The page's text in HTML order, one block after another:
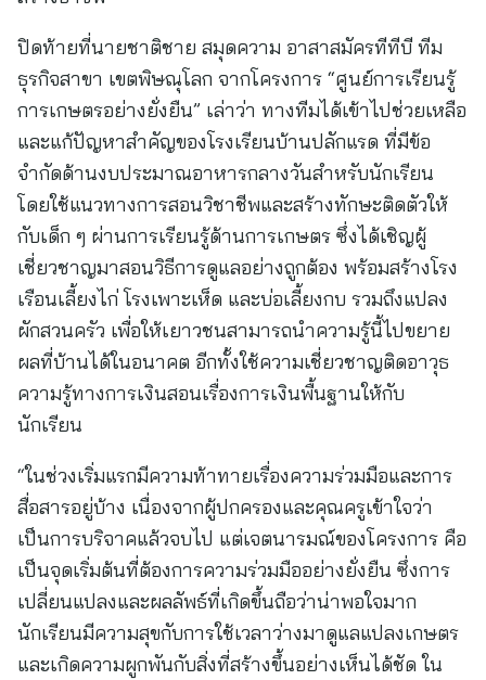
ปิดท้ายที่นายชาติชาย สมุดความ อาสาสมัครทีทีบี ทีม
ธุรกิจสาขา เขตพิษณุโลก จากโครงการ “ศูนย์การเรียนรู้
การเกษตรอย่างยั่งยืน” เล่าว่า ทางทีมได้เข้าไปช่วยเหลือ
และแก้ปัญหาสำคัญของโรงเรียนบ้านปลักแรด ที่มีข้อ
จำกัดด้านงบประมาณอาหารกลางวันสำหรับนักเรียน
โดยใช้แนวทางการสอนวิชาชีพและสร้างทักษะติดตัวให้
กับเด็ก ๆ ผ่านการเรียนรู้ด้านการเกษตร ซึ่งได้เชิญผู้
เชี่ยวชาญมาสอนวิธีการดูแลอย่างถูกต้อง พร้อมสร้างโรง
เรือนเลี้ยงไก่ โรงเพาะเห็ด และบ่อเลี้ยงกบ รวมถึงแปลง
ผักสวนครัว เพื่อให้เยาวชนสามารถนำความรู้นี้ไปขยาย
ผลที่บ้านได้ในอนาคต อีกทั้งใช้ความเชี่ยวชาญติดอาวุธ
ความรู้ทางการเงินสอนเรื่องการเงินพื้นฐานให้กับ
นักเรียน
“ในช่วงเริ่มแรกมีความท้าทายเรื่องความร่วมมือและการ
สื่อสารอยู่บ้าง เนื่องจากผู้ปกครองและคุณครูเข้าใจว่า
เป็นการบริจาคแล้วจบไป แต่เจตนารมณ์ของโครงการ คือ
เป็นจุดเริ่มต้นที่ต้องการความร่วมมืออย่างยั่งยืน ซึ่งการ
เปลี่ยนแปลงและผลลัพธ์ที่เกิดขึ้นถือว่าน่าพอใจมาก
นักเรียนมีความสุขกับการใช้เวลาว่างมาดูแลแปลงเกษตร
และเกิดความผูกพันกับสิ่งที่สร้างขึ้นอย่างเห็นได้ชัด ใน